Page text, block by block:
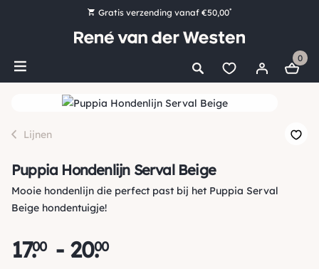
Gratis verzending vanaf €50,00*
Bestel nu, betaal later met Klarna
Ruim 16.000 artikelen op voorraad
0
Lijnen
Puppia Hondenlijn Serval Beige
Mooie hondenlijn die perfect past bij het Puppia Serval
Beige hondentuigje!
17.
00 - 20.
00